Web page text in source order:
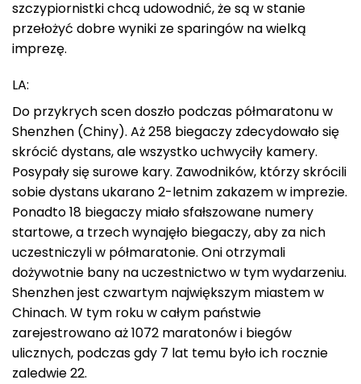
szczypiornistki chcą udowodnić, że są w stanie
przełożyć dobre wyniki ze sparingów na wielką
imprezę.
LA:
Do przykrych scen doszło podczas półmaratonu w
Shenzhen (Chiny). Aż 258 biegaczy zdecydowało się
skrócić dystans, ale wszystko uchwyciły kamery.
Posypały się surowe kary. Zawodników, którzy skrócili
sobie dystans ukarano 2-letnim zakazem w imprezie.
Ponadto 18 biegaczy miało sfałszowane numery
startowe, a trzech wynajęło biegaczy, aby za nich
uczestniczyli w półmaratonie. Oni otrzymali
dożywotnie bany na uczestnictwo w tym wydarzeniu.
Shenzhen jest czwartym największym miastem w
Chinach. W tym roku w całym państwie
zarejestrowano aż 1072 maratonów i biegów
ulicznych, podczas gdy 7 lat temu było ich rocznie
zaledwie 22.